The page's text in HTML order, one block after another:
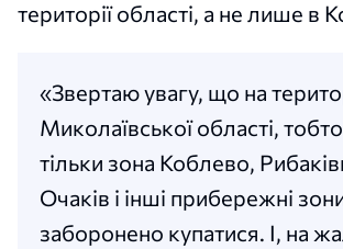
території області, а не лише в
«Звертаю увагу, що на
Миколаївської області,
тільки зона Коблево,
Очаків і інші прибережні
заборонено купатися. І, на